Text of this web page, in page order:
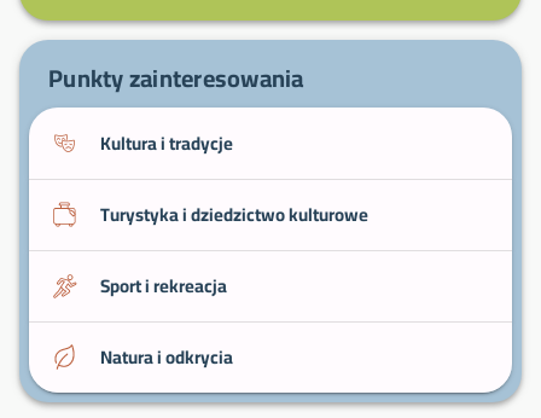
odkrycia.
Punkty zainteresowania
Kultura i tradycje
Turystyka i dziedzictwo kulturowe
Sport i rekreacja
Natura i odkrycia